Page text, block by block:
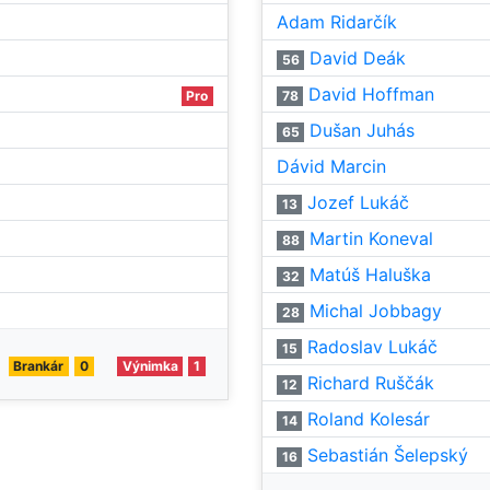
Pro
Brankár 0 Výnimka 1
Adam Ridarčík
56 David Deák
78 David Hoffman
65
Dušan Juhás
Dávid Marcin
13 Jozef Lukáč
88 Martin Koneval
32 Matúš Haluška
28 Michal Jobbagy
15 Radoslav Lukáč
12 Richard Ruščák
14 Roland Kolesár
16 Sebastián Šelepský